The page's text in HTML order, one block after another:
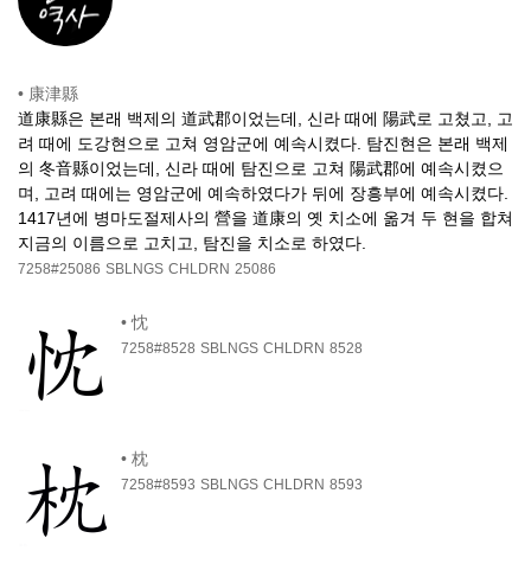
• 康津縣
道康縣은 본래 백제의 道武郡이었는데, 신라 때에 陽武로 고쳤고, 고
려 때에 도강현으로 고쳐 영암군에 예속시켰다. 탐진현은 본래 백제
의 冬音縣이었는데, 신라 때에 탐진으로 고쳐 陽武郡에 예속시켰으
며, 고려 때에는 영암군에 예속하였다가 뒤에 장흥부에 예속시켰다.
1417년에 병마도절제사의 營을 道康의 옛 치소에 옮겨 두 현을 합쳐
지금의 이름으로 고치고, 탐진을 치소로 하였다.
7258#25086 SBLNGS CHLDRN 25086
• 忱
7258#8528 SBLNGS CHLDRN 8528
• 枕
7258#8593 SBLNGS CHLDRN 8593